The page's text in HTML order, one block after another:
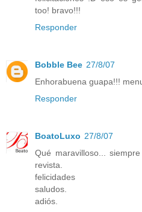
too! bravo!!!
Responder
Bobble Bee 27/8/07
Enhorabuena guapa!!!
Responder
BoatoLuxo 27/8/07
Qué maravilloso...
revista.
felicidades
saludos.
adiós.